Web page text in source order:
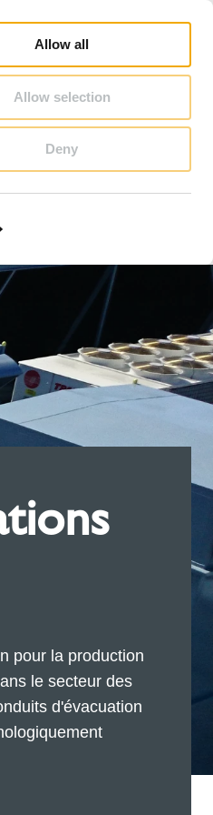
Allow all
Allow selection
Deny
pour la production
le secteur des
d'évacuation